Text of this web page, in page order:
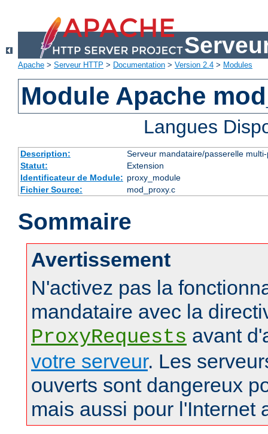
Apache > Serveur HTTP > Documentation > Version 2.4 > Modules
Module Apache
Langues
Description:
Serveur mandataire/passerelle
Statut:
Extension
Identificateur de Module: proxy_module
Fichier Source:
mod_proxy.c
Sommaire
Avertissement
N'activez pas la
mandataire avec la
ProxyRequests avant
votre serveur. Les
ouverts sont dangereux
mais aussi pour l'Internet